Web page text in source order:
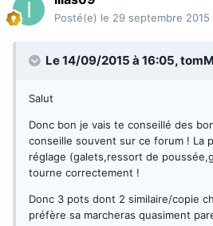
Posté(e) le 29 septembre 2015
Le 14/09/2015 à 16:05,
Salut
Donc bon je vais te conseillé des
conseille souvent sur ce forum ! La
réglage (galets,ressort de
tourne correctement !
Donc 3 pots dont 2 similaire/copie
préfère sa marcheras quasiment